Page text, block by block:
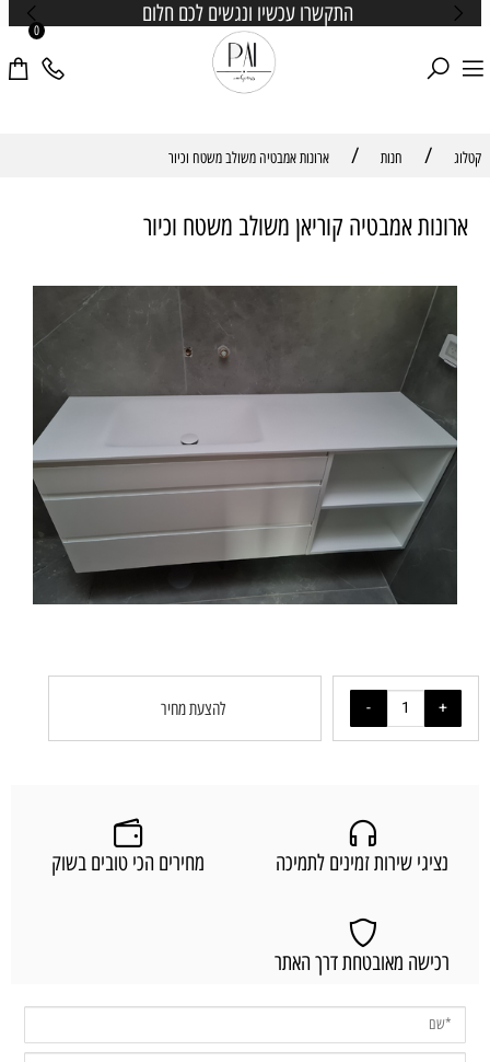
התקשרו עכשיו ונגשים לכם חלום
0
קטלוג / חנות / ארונות אמבטיה משולב משטח וכיור
ארונות אמבטיה קוריאן משולב משטח וכיור
להצעת מחיר
נציגי שירות זמינים לתמיכה מחירים הכי טובים בשוק
רכישה מאובטחת דרך האתר